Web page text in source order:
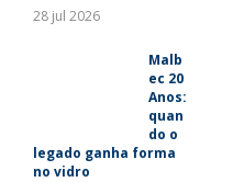
28 jul 2026
Malb
ec 20
Anos:
quan
do o
legado ganha forma
no vidro